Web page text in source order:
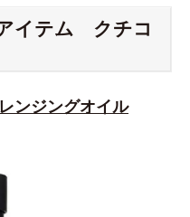
イテム クチコ
ジングオイル